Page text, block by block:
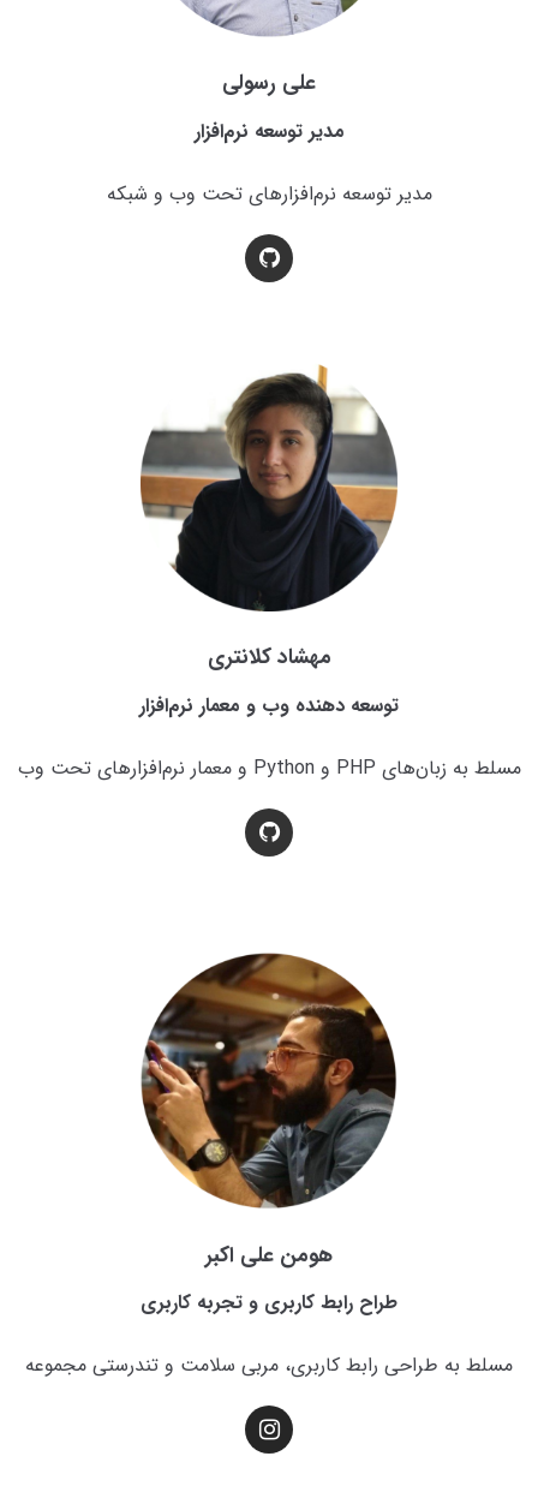
علی رسولی
مدیر توسعه نرم‌افزار
مدیر توسعه نرم‌افزارهای تحت وب و شبکه
مهشاد کلانتری
توسعه دهنده وب و معمار نرم‌افزار
مسلط به زبان‌های PHP و Python و معمار نرم‌افزارهای تحت وب
هومن علی اکبر
طراح رابط کاربری و تجربه کاربری
مسلط به طراحی رابط کاربری، مربی سلامت و تندرستی مجموعه